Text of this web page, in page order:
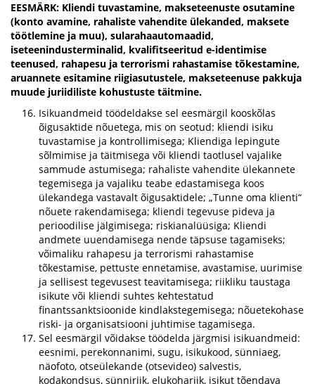
EESMÄRK: Kliendi tuvastamine, makseteenuste osutamine
(konto avamine, rahaliste vahendite ülekanded, maksete
töötlemine ja muu), sularahaautomaadid,
iseteenindusterminalid, kvalifitseeritud e-identimise
teenused, rahapesu ja terrorismi rahastamise tõkestamine,
aruannete esitamine riigiasutustele, makseteenuse pakkuja
muude juriidiliste kohustuste täitmine.
Isikuandmeid töödeldakse sel eesmärgil kooskõlas
õigusaktide nõuetega, mis on seotud: kliendi isiku
tuvastamise ja kontrollimisega; Kliendiga lepingute
sõlmimise ja täitmisega või kliendi taotlusel vajalike
sammude astumisega; rahaliste vahendite ülekannete
tegemisega ja vajaliku teabe edastamisega koos
ülekandega vastavalt õigusaktidele; „Tunne oma klienti“
nõuete rakendamisega; kliendi tegevuse pideva ja
perioodilise jälgimisega; riskianalüüsiga; Kliendi
andmete uuendamisega nende täpsuse tagamiseks;
võimaliku rahapesu ja terrorismi rahastamise
tõkestamise, pettuste ennetamise, avastamise, uurimise
ja sellisest tegevusest teavitamisega; riikliku taustaga
isikute või kliendi suhtes kehtestatud
finantssanktsioonide kindlakstegemisega; nõuetekohase
riski- ja organisatsiooni juhtimise tagamisega.
Sel eesmärgil võidakse töödelda järgmisi isikuandmeid:
eesnimi, perekonnanimi, sugu, isikukood, sünniaeg,
näofoto, otseülekande (otsevideo) salvestis,
kodakondsus, sünniriik, elukohariik, isikut tõendava